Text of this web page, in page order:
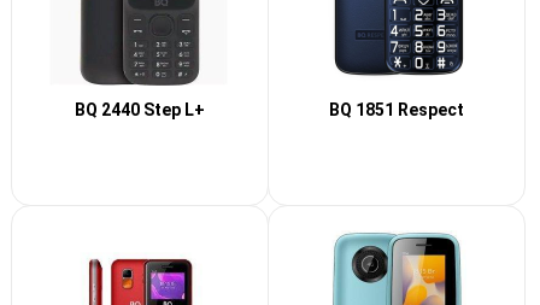
BQ 2440 Step L+ BQ 1851 Respect